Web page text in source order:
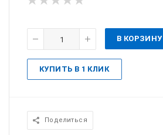
В КОРЗИНУ
КУПИТЬ В 1 КЛИК
Поделиться